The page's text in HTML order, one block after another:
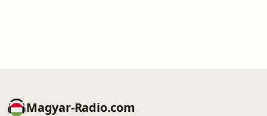
Magyar-Radio.com